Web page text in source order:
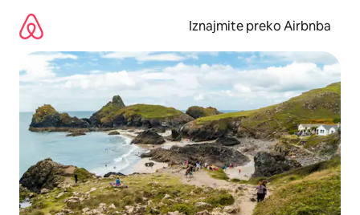
sadržaj
Iznajmite preko Airbnba